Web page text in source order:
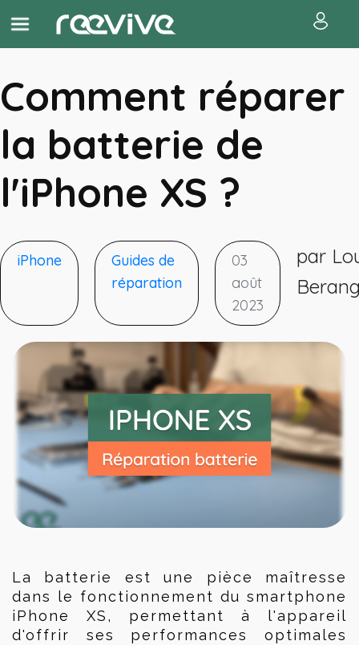
Comment réparer
la batterie de
l'iPhone XS ?
iPhone
Guides de
réparation
03
août
2023
par
La batterie est une pièce maîtresse
dans le fonctionnement du smartphone
iPhone XS, permettant à l'appareil
d'offrir ses performances optimales